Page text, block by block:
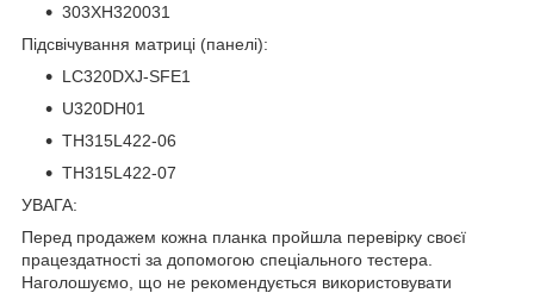
303XH320031
Підсвічування матриці (панелі):
LC320DXJ-SFE1
U320DH01
TH315L422-06
TH315L422-07
УВАГА:
Перед продажем кожна планка пройшла перевірку своєї
працездатності за допомогою спеціального тестера.
Наголошуємо, що не рекомендується використовувати